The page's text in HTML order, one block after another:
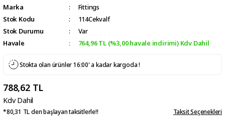
Marka
Fittings
Stok Kodu
114Cekvalf
Stok Durumu
Var
Havale
764,96 TL (%3,00 havale indirimi) Kdv Dahil
Stokta olan ürünler 16:00' a kadar kargoda !
788,62 TL
Kdv Dahil
*80,31 TL den başlayan taksitlerle!! Taksit Seçenekleri